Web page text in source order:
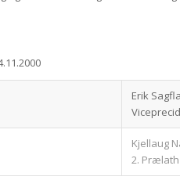
Erik
Kjellaug
2. Prælath